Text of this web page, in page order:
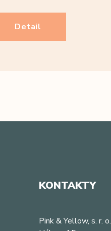
Detail
KONTAKTY
Pink & Yellow, s. r. o.